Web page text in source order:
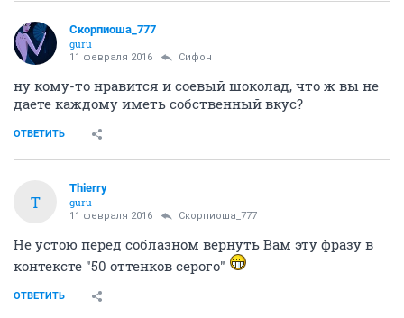
Скорпиоша_777
guru
11 февраля 2016 Сифон
ну кому-то нравится и соевый шоколад, что ж вы не
даете каждому иметь собственный вкус?
ОТВЕТИТЬ
T
Thierry
guru
11 февраля 2016 Скорпиоша_777
Не устою перед соблазном вернуть Вам эту фразу в
контексте "50 оттенков серого"
ОТВЕТИТЬ